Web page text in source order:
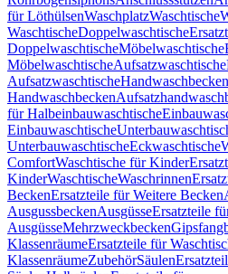
für LöthülsenWaschplatzWaschtische
WaschtischeDoppelwaschtische
DoppelwaschtischeMöbelwaschtische
MöbelwaschtischeAufsatzwaschtische
AufsatzwaschtischeHandwaschbecken
Handwaschbecken
für Halbeinbauwaschtische
Einbauwaschtische
UnterbauwaschtischeEckwaschtische
ComfortWaschtische für Kinder
KinderWaschtischeWaschrinnen
BeckenErsatzteile für Weitere Becken
AusgussbeckenAusgüsseErsatzteile
AusgüsseMehrzweckbecken
KlassenräumeErsatzteile für
KlassenräumeZubehörSäulen